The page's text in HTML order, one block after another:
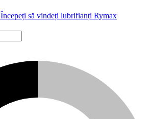
Începeți să vindeți lubrifianți Rymax